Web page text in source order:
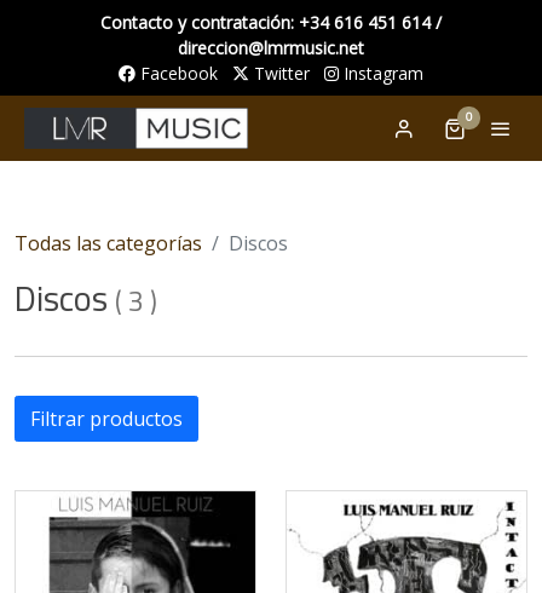
Contacto y contratación: +34 616 451 614 /
direccion@lmrmusic.net
Facebook
Twitter Instagram
0
Todas las categorías Discos
Discos ( 3 )
Filtrar productos